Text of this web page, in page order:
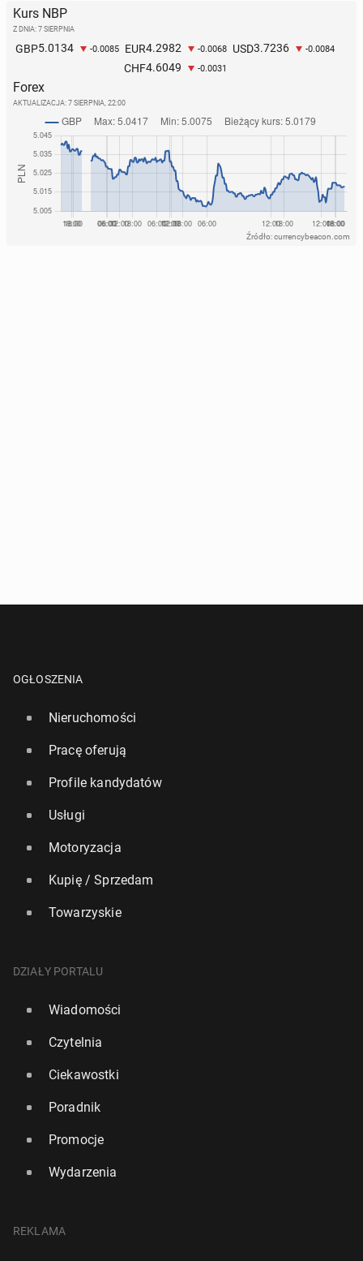
Kurs NBP
Z DNIA: 7 SIERPNIA
GBP5.0134 -0.0085 EUR4.2982 -0.0068 USD3.7236 -0.0084
CHF4.6049 -0.0031
Forex
AKTUALIZACJA: 7 SIERPNIA, 22:00
Źródło: currencybeacon.com
OGŁOSZENIA
Nieruchomości
Pracę oferują
Profile kandydatów
Usługi
Motoryzacja
Kupię / Sprzedam
Towarzyskie
DZIAŁY PORTALU
Wiadomości
Czytelnia
Ciekawostki
Poradnik
Promocje
Wydarzenia
REKLAMA